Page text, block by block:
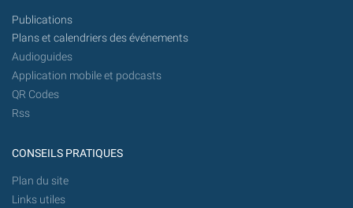
Publications
Plans et calendriers des événements
Audioguides
Application mobile et podcasts
QR Codes
Rss
CONSEILS PRATIQUES
Plan du site
Links utiles